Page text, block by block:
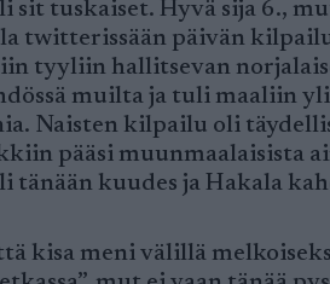
tuskaiset. Hyvä sija 6.,
twitterissään päivän
tyyliin hallitsevan
muilta ja tuli maaliin
Naisten kilpailu oli
pääsi muunmaalaisista
kuudes ja Hakala
kisa meni välillä